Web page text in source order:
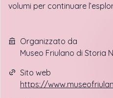
volumi per continuare
Organizzato da
Museo Friulano di Storia
Sito web
https://